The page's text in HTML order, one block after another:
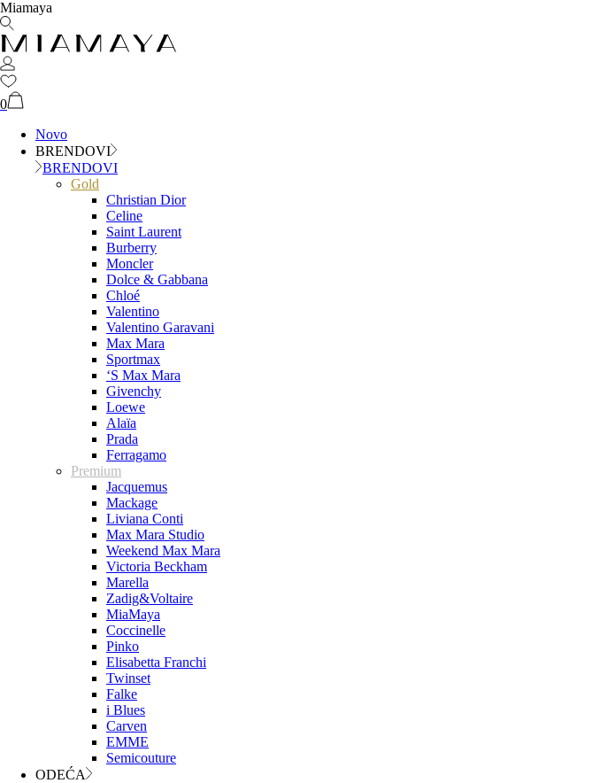
Miamaya
0
Novo
BRENDOVI
BRENDOVI
Gold
Christian Dior
Celine
Saint Laurent
Burberry
Moncler
Dolce & Gabbana
Chloé
Valentino
Valentino Garavani
Max Mara
Sportmax
‘S Max Mara
Givenchy
Loewe
Alaïa
Prada
Ferragamo
Premium
Jacquemus
Mackage
Liviana Conti
Max Mara Studio
Weekend Max Mara
Victoria Beckham
Marella
Zadig&Voltaire
MiaMaya
Coccinelle
Pinko
Elisabetta Franchi
Twinset
Falke
i Blues
Carven
EMME
Semicouture
ODEĆA